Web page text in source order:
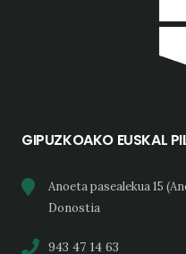
GIPUZKOAKO EUSKAL
Anoeta pasealekua 15
Donostia
943 47 14 63